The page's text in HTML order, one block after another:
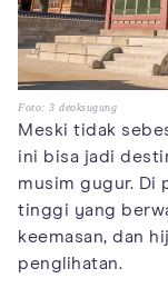
Foto: 3 deoksugung
Meski tidak
ini bisa jadi
musim gugur. Di
tinggi yang
keemasan, dan
penglihatan.